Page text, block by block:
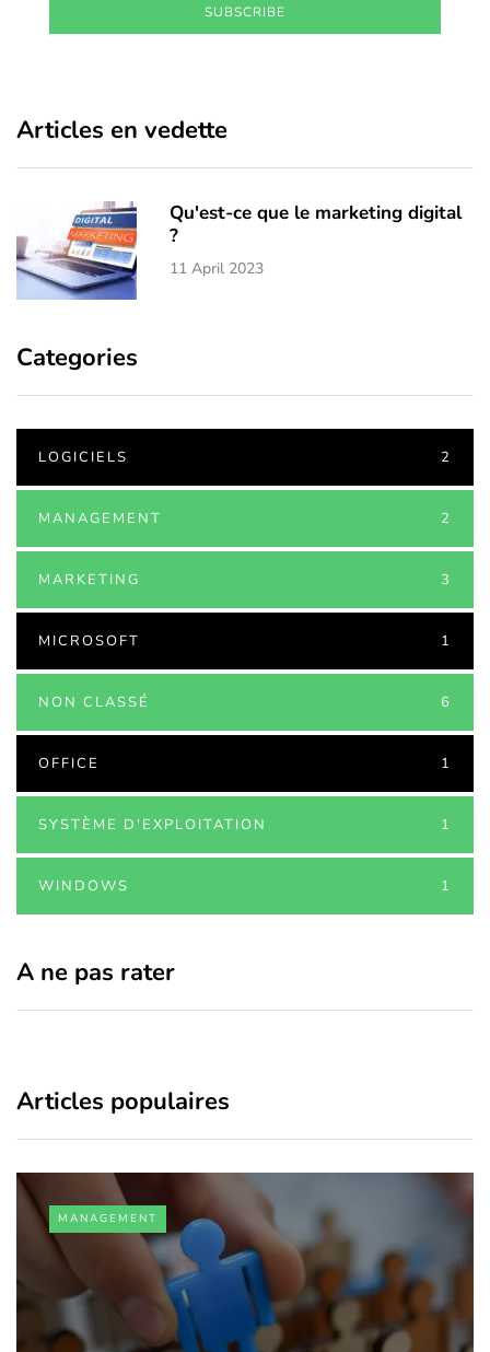
SUBSCRIBE
Articles en vedette
Qu'est-ce que le marketing digital
?
11 April 2023
Categories
LOGICIELS 2
MANAGEMENT 2
MARKETING 3
MICROSOFT 1
NON CLASSÉ 6
OFFICE 1
SYSTÈME D'EXPLOITATION 1
WINDOWS 1
A ne pas rater
Articles populaires
MANAGEMENT